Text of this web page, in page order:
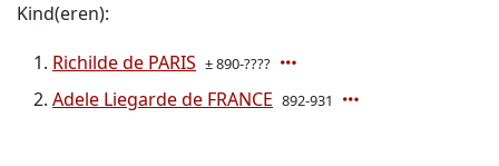
Kind(eren):
Richilde de PARIS ± 890-????
Adele Liegarde de FRANCE 892-931